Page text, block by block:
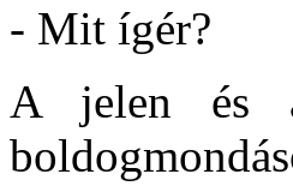
- Mit ígér?
A jelen és